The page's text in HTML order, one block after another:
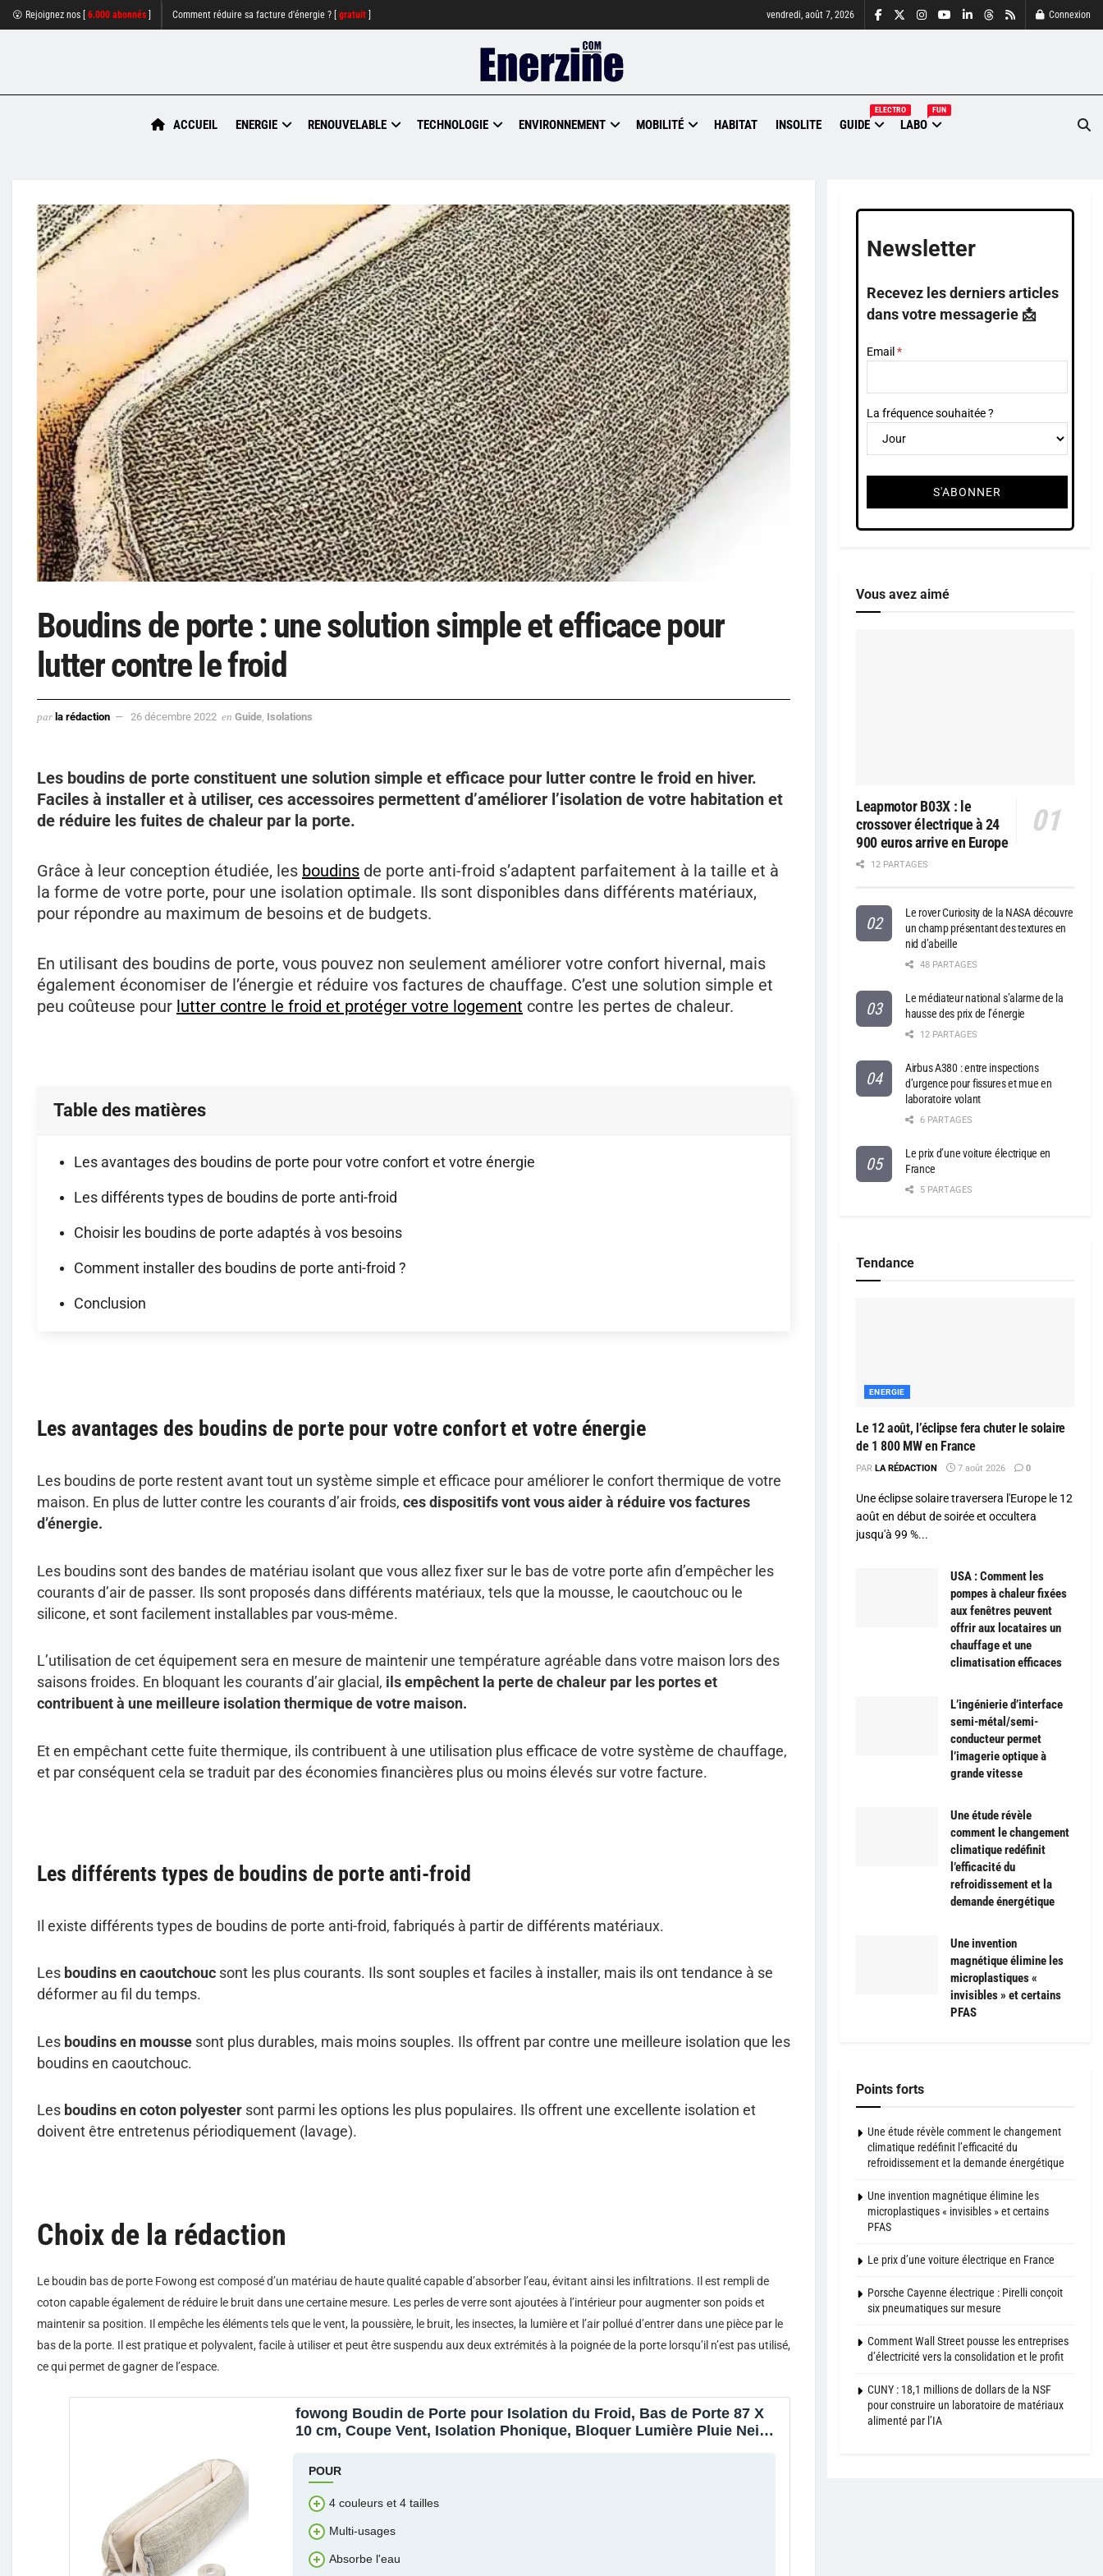
😮 Rejoignez nos [ 6.000 abonnés Comment réduire sa facture d'énergie ? [ gratuit vendredi, août 7, 2026 Connexion
ACCUEIL ENERGIE RENOUVELABLE TECHNOLOGIE ENVIRONNEMENT MOBILITÉ HABITAT INSOLITE GUIDE
ELECTRO
LABO
FUN
Boudins de porte : une solution simple et efficace pour
lutter contre le froid
par la rédaction 26 décembre 2022 en Guide Isolations
Les boudins de porte constituent une solution simple et efficace pour lutter contre le froid en hiver.
Faciles à installer et à utiliser, ces accessoires permettent d’améliorer l’isolation de votre habitation et
de réduire les fuites de chaleur par la porte.
Grâce à leur conception étudiée, les boudins de porte anti-froid s’adaptent parfaitement à la taille et à
la forme de votre porte, pour une isolation optimale. Ils sont disponibles dans différents matériaux,
pour répondre au maximum de besoins et de budgets.
En utilisant des boudins de porte, vous pouvez non seulement améliorer votre confort hivernal, mais
également économiser de l’énergie et réduire vos factures de chauffage. C’est une solution simple et
peu coûteuse pour lutter contre le froid et protéger votre logement contre les pertes de chaleur.
Table des matières
Les avantages des boudins de porte pour votre confort et votre énergie
Les différents types de boudins de porte anti-froid
Choisir les boudins de porte adaptés à vos besoins
Comment installer des boudins de porte anti-froid ?
Conclusion
Les avantages des boudins de porte pour votre confort et votre énergie
Les boudins de porte restent avant tout un système simple et efficace pour améliorer le confort thermique de votre
maison. En plus de lutter contre les courants d’air froids, ces dispositifs vont vous aider à réduire vos factures
d’énergie.
Les boudins sont des bandes de matériau isolant que vous allez fixer sur le bas de votre porte afin d’empêcher les
courants d’air de passer. Ils sont proposés dans différents matériaux, tels que la mousse, le caoutchouc ou le
silicone, et sont facilement installables par vous-même.
L’utilisation de cet équipement sera en mesure de maintenir une température agréable dans votre maison lors des
saisons froides. En bloquant les courants d’air glacial, ils empêchent la perte de chaleur par les portes et
contribuent à une meilleure isolation thermique de votre maison.
Et en empêchant cette fuite thermique, ils contribuent à une utilisation plus efficace de votre système de chauffage,
et par conséquent cela se traduit par des économies financières plus ou moins élevés sur votre facture.
Les différents types de boudins de porte anti-froid
Il existe différents types de boudins de porte anti-froid, fabriqués à partir de différents matériaux.
Les boudins en caoutchouc sont les plus courants. Ils sont souples et faciles à installer, mais ils ont tendance à se
déformer au fil du temps.
Les boudins en mousse sont plus durables, mais moins souples. Ils offrent par contre une meilleure isolation que les
boudins en caoutchouc.
Les boudins en coton polyester sont parmi les options les plus populaires. Ils offrent une excellente isolation et
doivent être entretenus périodiquement (lavage).
Choix de la rédaction
Le boudin bas de porte Fowong est composé d’un matériau de haute qualité capable d’absorber l’eau, évitant ainsi les infiltrations. Il est rempli de
coton capable également de réduire le bruit dans une certaine mesure. Les perles de verre sont ajoutées à l’intérieur pour augmenter son poids et
maintenir sa position. Il empêche les éléments tels que le vent, la poussière, le bruit, les insectes, la lumière et l’air pollué d’entrer dans une pièce par le
bas de la porte. Il est pratique et polyvalent, facile à utiliser et peut être suspendu aux deux extrémités à la poignée de la porte lorsqu’il n’est pas utilisé,
ce qui permet de gagner de l’espace.
fowong Boudin de Porte pour Isolation du Froid, Bas de Porte 87 X
10 cm, Coupe Vent, Isolation Phonique, Bloquer Lumière Pluie Neige
POUR
4 couleurs et 4 tailles
Multi-usages
Absorbe l'eau
Newsletter
Recevez les derniers articles
dans votre messagerie 📩
Email
La fréquence souhaitée ?
Vous avez aimé
Leapmotor B03X : le
crossover électrique à 24
900 euros arrive en Europe
12 PARTAGES
Le rover Curiosity de la NASA découvre
un champ présentant des textures en
nid d’abeille
48 PARTAGES
Le médiateur national s’alarme de la
hausse des prix de l’énergie
12 PARTAGES
Airbus A380 : entre inspections
d’urgence pour fissures et mue en
laboratoire volant
6 PARTAGES
Le prix d’une voiture électrique en
France
5 PARTAGES
Tendance
ENERGIE
Le 12 août, l’éclipse fera chuter le solaire
de 1 800 MW en France
PAR LA RÉDACTION 7 août 2026 0
Une éclipse solaire traversera l'Europe le 12
août en début de soirée et occultera
jusqu'à 99 %...
USA : Comment les
pompes à chaleur fixées
aux fenêtres peuvent
offrir aux locataires un
chauffage et une
climatisation efficaces
L’ingénierie d’interface
semi-métal/semi-
conducteur permet
l’imagerie optique à
grande vitesse
Une étude révèle
comment le changement
climatique redéfinit
l’efficacité du
refroidissement et la
demande énergétique
Une invention
magnétique élimine les
microplastiques «
invisibles » et certains
PFAS
Points forts
Une étude révèle comment le changement
climatique redéfinit l’efficacité du
refroidissement et la demande énergétique
Une invention magnétique élimine les
microplastiques « invisibles » et certains
PFAS
Le prix d’une voiture électrique en France
Porsche Cayenne électrique : Pirelli conçoit
six pneumatiques sur mesure
Comment Wall Street pousse les entreprises
d’électricité vers la consolidation et le profit
CUNY : 18,1 millions de dollars de la NSF
pour construire un laboratoire de matériaux
alimenté par l’IA